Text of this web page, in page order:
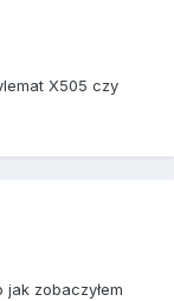
X505 czy
zobaczyłem